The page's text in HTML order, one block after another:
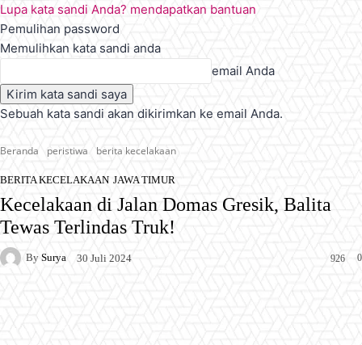
Lupa kata sandi Anda? mendapatkan bantuan
Pemulihan password
Memulihkan kata sandi anda
email Anda
Sebuah kata sandi akan dikirimkan ke email Anda.
Beranda peristiwa berita kecelakaan
BERITA KECELAKAAN JAWA TIMUR
Kecelakaan di Jalan Domas Gresik, Balita
Tewas Terlindas Truk!
By Surya 30 Juli 2024 0
926